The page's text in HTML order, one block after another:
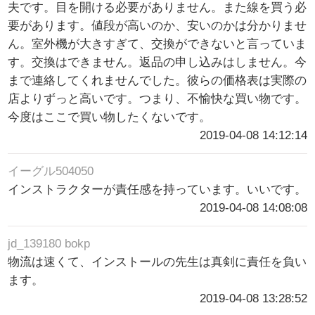
夫です。目を開ける必要がありません。また線を買う必
要があります。値段が高いのか、安いのかは分かりませ
ん。室外機が大きすぎて、交換ができないと言っていま
す。交換はできません。返品の申し込みはしません。今
まで連絡してくれませんでした。彼らの価格表は実際の
店よりずっと高いです。つまり、不愉快な買い物です。
今度はここで買い物したくないです。
2019-04-08 14:12:14
イーグル504050
インストラクターが責任感を持っています。いいです。
2019-04-08 14:08:08
jd_139180 bokp
物流は速くて、インストールの先生は真剣に責任を負い
ます。
2019-04-08 13:28:52